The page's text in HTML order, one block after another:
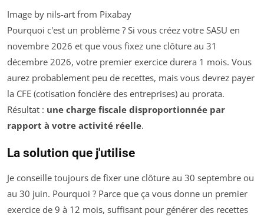
Image by nils-art from Pixabay
Pourquoi c'est un problème ? Si vous créez votre SASU en
novembre 2026 et que vous fixez une clôture au 31
décembre 2026, votre premier exercice durera 1 mois. Vous
aurez probablement peu de recettes, mais vous devrez payer
la CFE (cotisation foncière des entreprises) au prorata.
Résultat : une charge fiscale disproportionnée par
rapport à votre activité réelle.
La solution que j'utilise
Je conseille toujours de fixer une clôture au 30 septembre ou
au 30 juin. Pourquoi ? Parce que ça vous donne un premier
exercice de 9 à 12 mois, suffisant pour générer des recettes